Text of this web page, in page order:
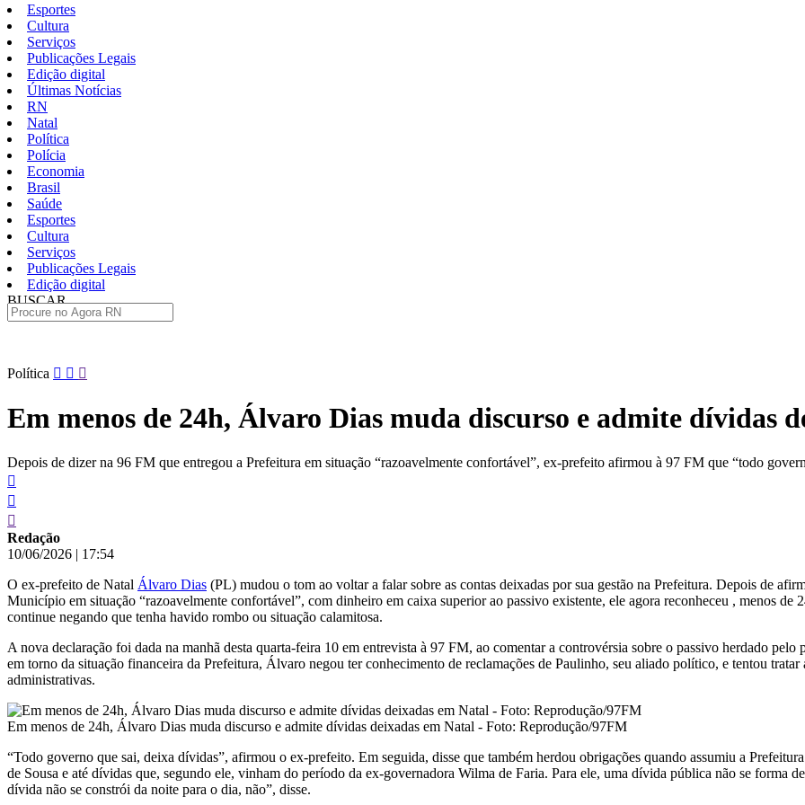
Esportes
Cultura
Serviços
Publicações Legais
Edição digital
Últimas Notícias
RN
Natal
Política
Polícia
Economia
Brasil
Saúde
Esportes
Cultura
Serviços
Publicações Legais
Edição digital
BUSCAR
Pular
conteúdo
Política
Em menos de 24h, Álvaro Dias muda discurso e admite dívidas
Depois de dizer na 96 FM que entregou a Prefeitura em situação “razoavelmente confortável”, ex-prefeito afirmou à 97 FM que “todo
Redação
10/06/2026 | 17:54
O ex-prefeito de Natal Álvaro Dias (PL) mudou o tom ao voltar a falar sobre as contas deixadas por sua gestão na Prefeitura. Depois de
Município em situação “razoavelmente confortável”, com dinheiro em caixa superior ao passivo existente, ele agora reconheceu , menos
continue negando que tenha havido rombo ou situação calamitosa.
A nova declaração foi dada na manhã desta quarta-feira 10 em entrevista à 97 FM, ao comentar a controvérsia sobre o passivo herdado
em torno da situação financeira da Prefeitura, Álvaro negou ter conhecimento de reclamações de Paulinho, seu aliado político, e tentou
administrativas.
Em menos de 24h, Álvaro Dias muda discurso e admite dívidas deixadas em Natal - Foto: Reprodução/97FM
“Todo governo que sai, deixa dívidas”, afirmou o ex-prefeito. Em seguida, disse que também herdou obrigações quando assumiu a
de Sousa e até dívidas que, segundo ele, vinham do período da ex-governadora Wilma de Faria. Para ele, uma dívida pública não se forma
dívida não se constrói da noite para o dia, não”, disse.